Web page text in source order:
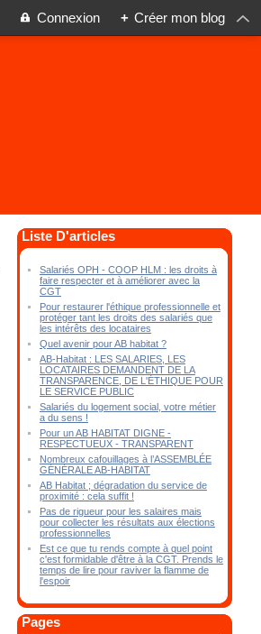
Connexion + Créer mon blog
Liste D'articles
Salariés OPH - COOP HLM : les droits à
faire respecter et à améliorer avec la
CGT
Pour restaurer l'éthique professionnelle et
protéger tant les droits des salariés que
les intérêts des locataires
Quel avenir pour AB habitat ?
AB-Habitat : LES SALARIES, LES
LOCATAIRES DEMANDENT DE LA
TRANSPARENCE, DE L'ÉTHIQUE POUR
LE SERVICE PUBLIC
Salariés du logement social, votre métier
a du sens !
Pour un AB HABITAT DIGNE -
RESPECTUEUX - TRANSPARENT
Nombreux cafouillages à l’ASSEMBLÉE
GÉNÉRALE AB-HABITAT
AB Habitat ; dégradation du service de
proximité : cela suffit !
Pas de rigueur pour les salaires mais
pour collecter les résultats aux élections
professionnelles
Est ce que tu rends compte à quel point
c'est formidable d'être à la CGT. Prends le
temps de lire pour raviver la flamme de
l'espoir
Pages